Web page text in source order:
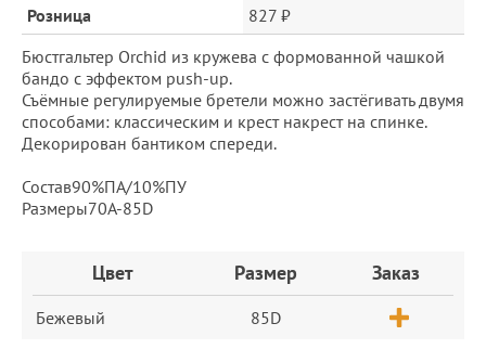
Розница
827 ₽
Бюстгальтер Orchid из кружева с формованной чашкой
бандо с эффектом push-up.
Съёмные регулируемые бретели можно застёгивать двумя
способами: классическим и крест накрест на спинке.
Декорирован бантиком спереди.
Состав90%ПА/10%ПУ
Размеры70A-85D
ЗаказЦвет Размер Заказ
Бежевый 85D